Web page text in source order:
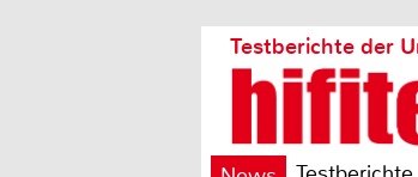
Testberichte der